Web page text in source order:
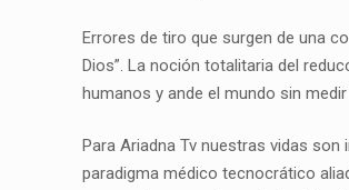
Errores de tiro que surgen de una
Dios”. La noción totalitaria del
humanos y ande el mundo sin
Para Ariadna Tv nuestras vidas
paradigma médico tecnocrático